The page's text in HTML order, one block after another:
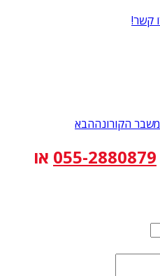
קשר!
הקורונההבא
055-2880879 או